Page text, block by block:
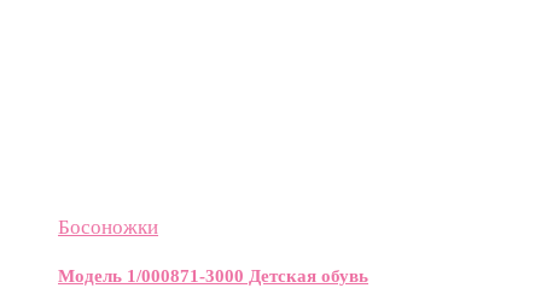
Босоножки
Модель 1/000871-3000 Детская обувь